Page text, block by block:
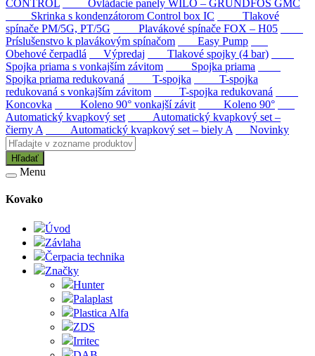
CONTROL
Ovládacie panely WILO – GRUNDFOS GMC
Skrinka s kondenzátorom Control box IC
Tlakové
spínače PM/5G, PT/5G
Plavákové spínače FOX – H05
Príslušenstvo k plavákovým spínačom
Easy Pump
Obehové čerpadlá
Výpredaj
Tlakové spojky (4 bar)
Spojka priama s vonkajším závitom
Spojka priama
Spojka priama redukovaná
T-spojka
T-spojka
redukovaná s vonkajším závitom
T-spojka redukovaná
Koncovka
Koleno 90° vonkajší závit
Koleno 90°
Automatický kvapkový set
Automatický kvapkový set –
čierny A
Automatický kvapkový set – biely A Novinky
Hľadať
Menu
Kovako
Úvod
Závlaha
Čerpacia technika
Značky
Hunter
Palaplast
Plastica Alfa
ZDS
Irritec